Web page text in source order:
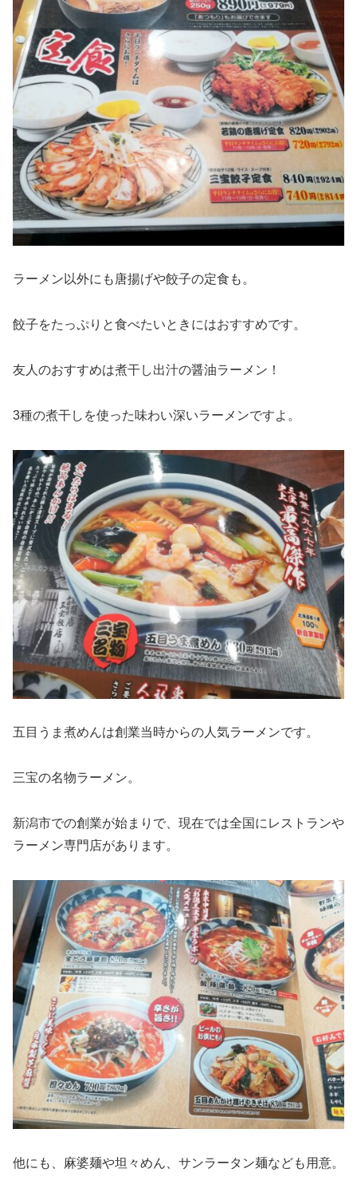
ラーメン以外にも唐揚げや餃子の定食も。
餃子をたっぷりと食べたいときにはおすすめです。
友人のおすすめは煮干し出汁の醤油ラーメン！
3種の煮干しを使った味わい深いラーメンですよ。
五目うま煮めんは創業当時からの人気ラーメンです。
三宝の名物ラーメン。
新潟市での創業が始まりで、現在では全国にレストランや
ラーメン専門店があります。
他にも、麻婆麺や坦々めん、サンラータン麺なども用意。